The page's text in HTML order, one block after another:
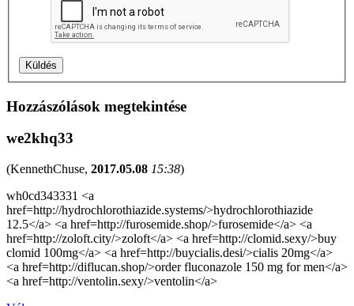
Hozzászólások megtekintése
we2khq33
(KennethChuse, 2017.05.08 15:38)
wh0cd343331 <a
href=http://hydrochlorothiazide.systems/>hydrochlorothiazide
12.5</a> <a href=http://furosemide.shop/>furosemide</a> <a
href=http://zoloft.city/>zoloft</a> <a href=http://clomid.sexy/>buy
clomid 100mg</a> <a href=http://buycialis.desi/>cialis 20mg</a>
<a href=http://diflucan.shop/>order fluconazole 150 mg for men</a>
<a href=http://ventolin.sexy/>ventolin</a>